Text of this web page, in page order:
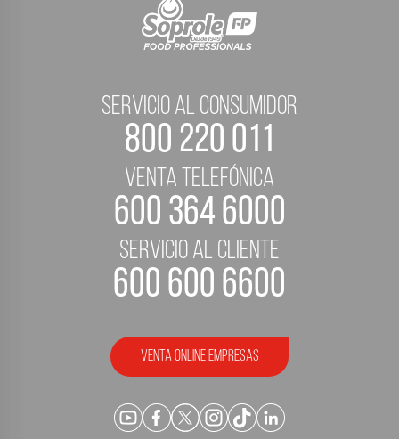
servicio al consumidor
800 220 011
Venta telefónica
600 364 6000
servicio al cliente
600 600 6600
Venta Online empresas